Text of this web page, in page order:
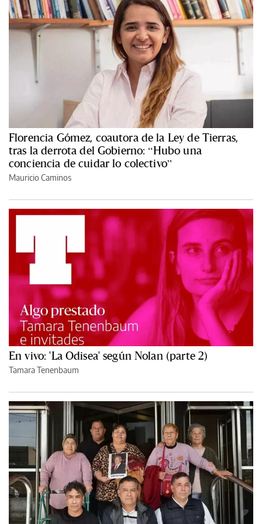
Florencia Gómez, coautora de la Ley de Tierras,
tras la derrota del Gobierno: “Hubo una
conciencia de cuidar lo colectivo”
Mauricio Caminos
En vivo: 'La Odisea' según Nolan (parte 2)
Tamara Tenenbaum